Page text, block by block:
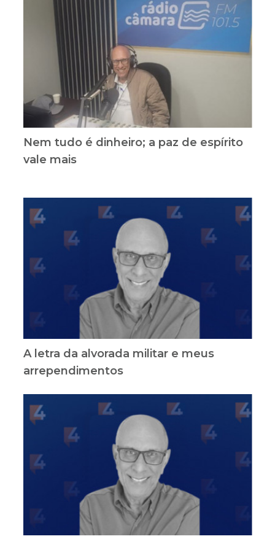
Nem tudo é dinheiro; a paz de espírito
vale mais
A letra da alvorada militar e meus
arrependimentos